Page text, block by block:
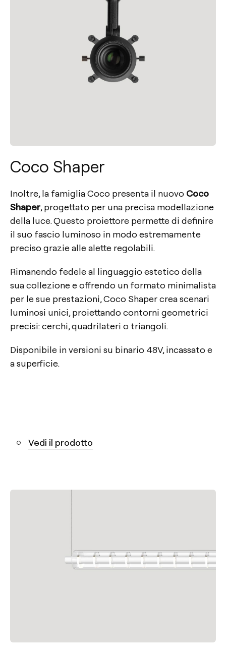
Coco Shaper
Inoltre, la famiglia Coco presenta il nuovo Coco
Shaper, progettato per una precisa modellazione
della luce. Questo proiettore permette di definire
il suo fascio luminoso in modo estremamente
preciso grazie alle alette regolabili.
Rimanendo fedele al linguaggio estetico della
sua collezione e offrendo un formato minimalista
per le sue prestazioni, Coco Shaper crea scenari
luminosi unici, proiettando contorni geometrici
precisi: cerchi, quadrilateri o triangoli.
Disponibile in versioni su binario 48V, incassato e
a superficie.
Vedi il prodotto